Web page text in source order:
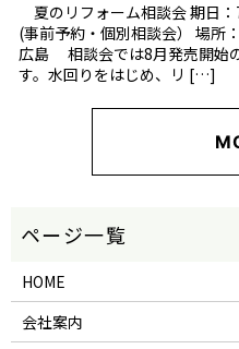
夏のリフォーム相談会 期日
(事前予約・個別相談会） 場所
広島 相談会では8月発売開始
す。水回りをはじめ、リ […]
HOME
会社案内